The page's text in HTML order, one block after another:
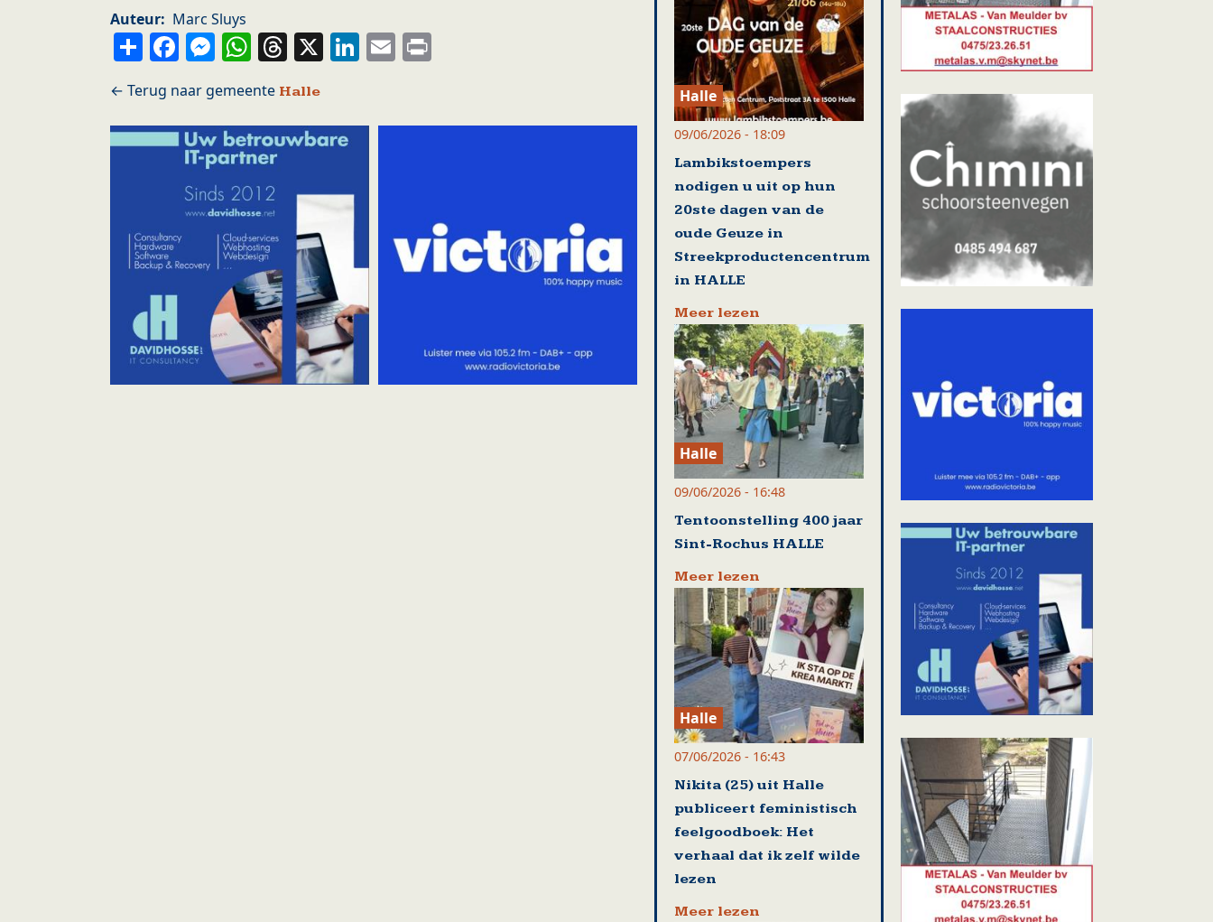
Auteur
Marc Sluys
ShareFacebook
Messenger
WhatsApp
Threads
X LinkedIn
Email
Halle Halle
09/06/2026 - 18:09
Lambikstoempers
nodigen u uit op hun
20ste dagen van de
oude Geuze in
Streekproductencentrum
in HALLE
Meer lezen
Halle
09/06/2026 - 16:48
Tentoonstelling 400 jaar
Sint-Rochus HALLE
Meer lezen
Halle
07/06/2026 - 16:43
Nikita (25) uit Halle
publiceert feministisch
feelgoodboek: Het
verhaal dat ik zelf wilde
lezen
Meer lezen